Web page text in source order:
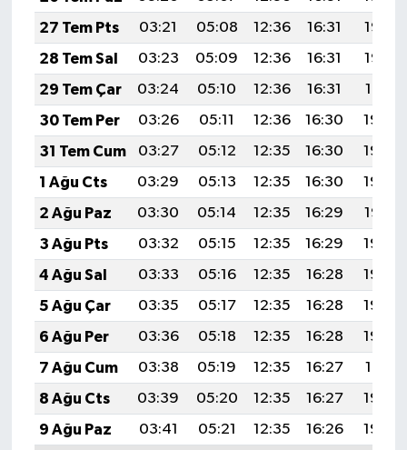
27 Tem Pts
03:21 05:08 12:36 16:31
19:53
28 Tem Sal
03:23 05:09 12:36 16:31
19:52
29 Tem Çar
03:24 05:10 12:36 16:31
19:51
30 Tem Per
03:26 05:11 12:36 16:30
19:50
31 Tem Cum
03:27 05:12 12:35 16:30
19:49
1 Ağu Cts
03:29 05:13 12:35 16:30
19:48
2 Ağu Paz
03:30 05:14 12:35 16:29
19:47
3 Ağu Pts
03:32 05:15 12:35 16:29
19:46
4 Ağu Sal
03:33 05:16 12:35 16:28
19:45
5 Ağu Çar
03:35 05:17 12:35 16:28
19:43
6 Ağu Per
03:36 05:18 12:35 16:28
19:42
7 Ağu Cum
03:38 05:19 12:35 16:27
19:41
8 Ağu Cts
03:39 05:20 12:35 16:27
19:40
9 Ağu Paz
03:41 05:21 12:35 16:26
19:39